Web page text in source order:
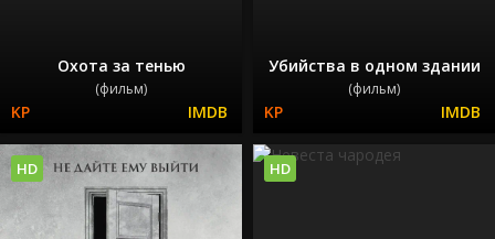
Охота за тенью
(фильм)
Убийства в одном здании
(фильм)
HD HD